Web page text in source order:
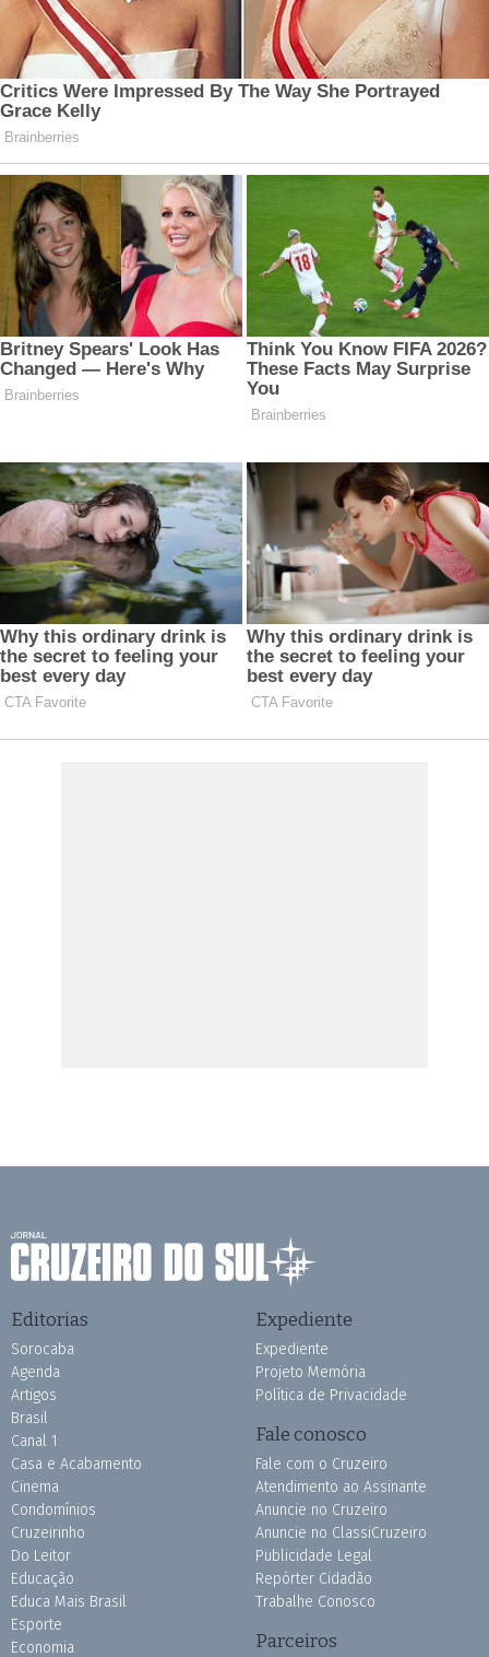
Editorias
Sorocaba
Agenda
Artigos
Brasil
Canal 1
Casa e Acabamento
Cinema
Condomínios
Cruzeirinho
Do Leitor
Educação
Educa Mais Brasil
Esporte
Economia
Expediente
Expediente
Projeto Memória
Política de Privacidade
Fale conosco
Fale com o Cruzeiro
Atendimento ao Assinante
Anuncie no Cruzeiro
Anuncie no ClassiCruzeiro
Publicidade Legal
Repórter Cidadão
Trabalhe Conosco
Parceiros